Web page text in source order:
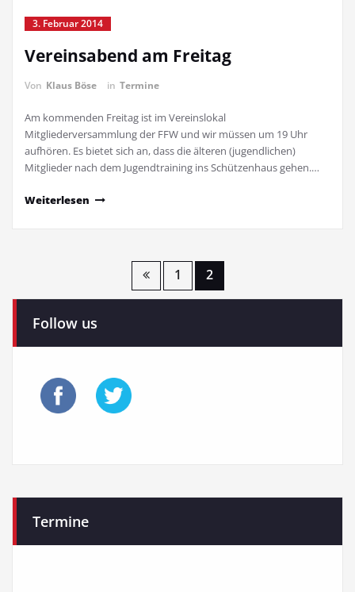
3. Februar 2014
Vereinsabend am Freitag
Von Klaus Böse in Termine
Am kommenden Freitag ist im Vereinslokal
Mitgliederversammlung der FFW und wir müssen um 19 Uhr
aufhören. Es bietet sich an, dass die älteren (jugendlichen)
Mitglieder nach dem Jugendtraining ins Schützenhaus gehen.…
Weiterlesen
Seitennummerierung
Beiträge
1 2
Follow us
Termine